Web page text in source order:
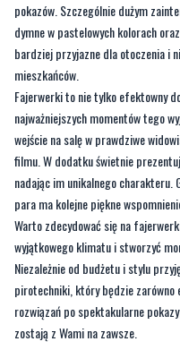
pokazów. Szczególnie dużym
dymne w pastelowych kolorach
bardziej przyjazne dla otoczenia i
mieszkańców.
Fajerwerki to nie tylko efektowny
najważniejszych momentów tego
wejście na salę w prawdziwe
filmu. W dodatku świetnie
nadając im unikalnego charakteru.
para ma kolejne piękne
Warto zdecydować się na
wyjątkowego klimatu i stworzyć
Niezależnie od budżetu i stylu
pirotechniki, który będzie
rozwiązań po spektakularne
zostają z Wami na zawsze.